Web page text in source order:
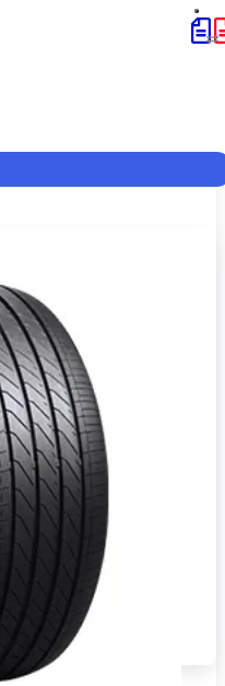
T-005A94V -